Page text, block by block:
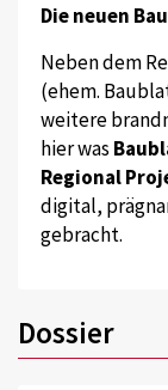
Die neuen
Neben dem
(ehem.
weitere
hier was
Regional
digital,
gebracht.
Dossier